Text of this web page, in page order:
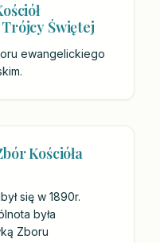
Świętej
ewangelickiego
Kościóła
się w 1890r.
była
Zboru